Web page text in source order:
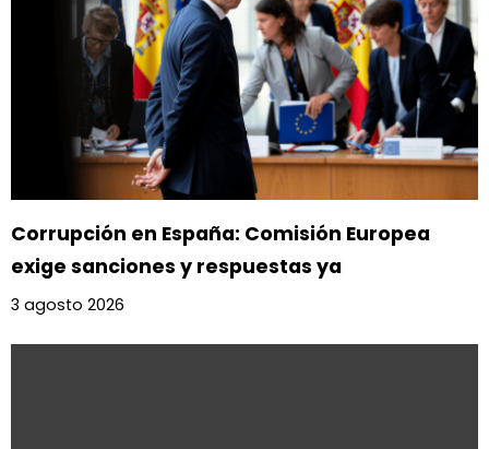
Corrupción en España: Comisión Europea
exige sanciones y respuestas ya
3 agosto 2026